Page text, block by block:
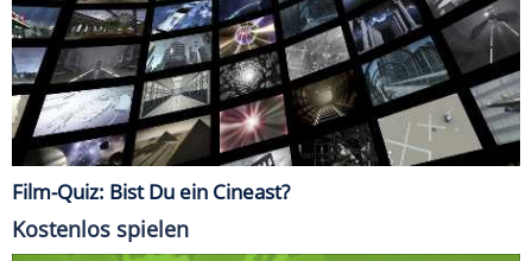
Film-Quiz: Bist Du ein Cineast?
Kostenlos spielen